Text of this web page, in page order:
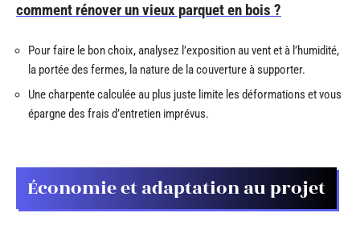
comment rénover un vieux parquet en bois ?
Pour faire le bon choix, analysez l’exposition au vent et à l’humidité,
la portée des fermes, la nature de la couverture à supporter.
Une charpente calculée au plus juste limite les déformations et vous
épargne des frais d’entretien imprévus.
Économie et adaptation au projet